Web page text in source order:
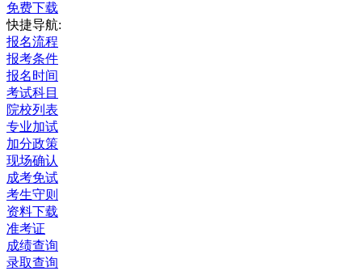
免费下载
快捷导航:
报名流程
报考条件
报名时间
考试科目
院校列表
专业加试
加分政策
现场确认
成考免试
考生守则
资料下载
准考证
成绩查询
录取查询